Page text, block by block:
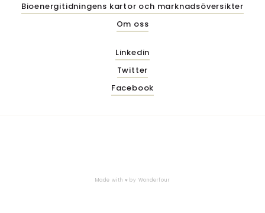
Bioenergitidningens kartor och marknadsöversikter
Om oss
Linkedin
Twitter
Facebook
Made with ♥ by Wonderfour